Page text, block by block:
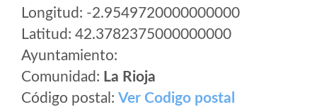
Longitud: -2.9549720000000000
Latitud: 42.3782375000000000
Ayuntamiento:
Comunidad: La Rioja
Código postal: Ver Codigo postal